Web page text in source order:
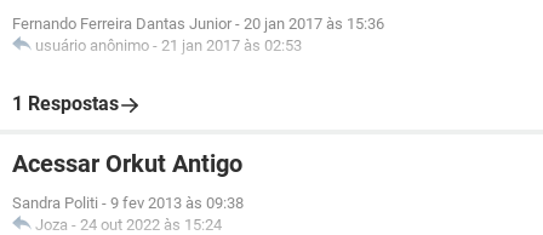
Fernando Ferreira Dantas Junior - 20 jan 2017 às 15:36
usuário anônimo - 21 jan 2017 às 02:53
1 Respostas
Acessar Orkut Antigo
Sandra Politi - 9 fev 2013 às 09:38
Joza - 24 out 2022 às 15:24